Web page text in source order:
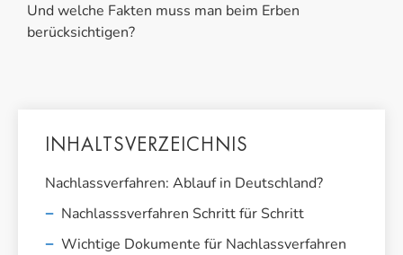
INHALTSVERZEICHNIS
Nachlassverfahren: Ablauf in Deutschland?
Nachlasssverfahren Schritt für Schritt
Wichtige Dokumente für Nachlassverfahren
Und welche Fakten muss man beim Erben
berücksichtigen?